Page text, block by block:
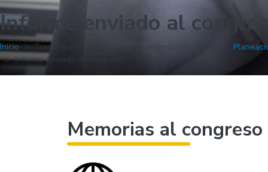
Informe enviado al
Inicio Transparencia y acceso a la información pública
Informe enviado al congreso
Memorias al